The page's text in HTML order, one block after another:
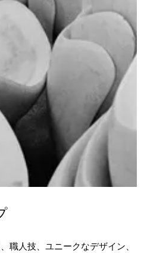
職人技、ユニークなデザイン、